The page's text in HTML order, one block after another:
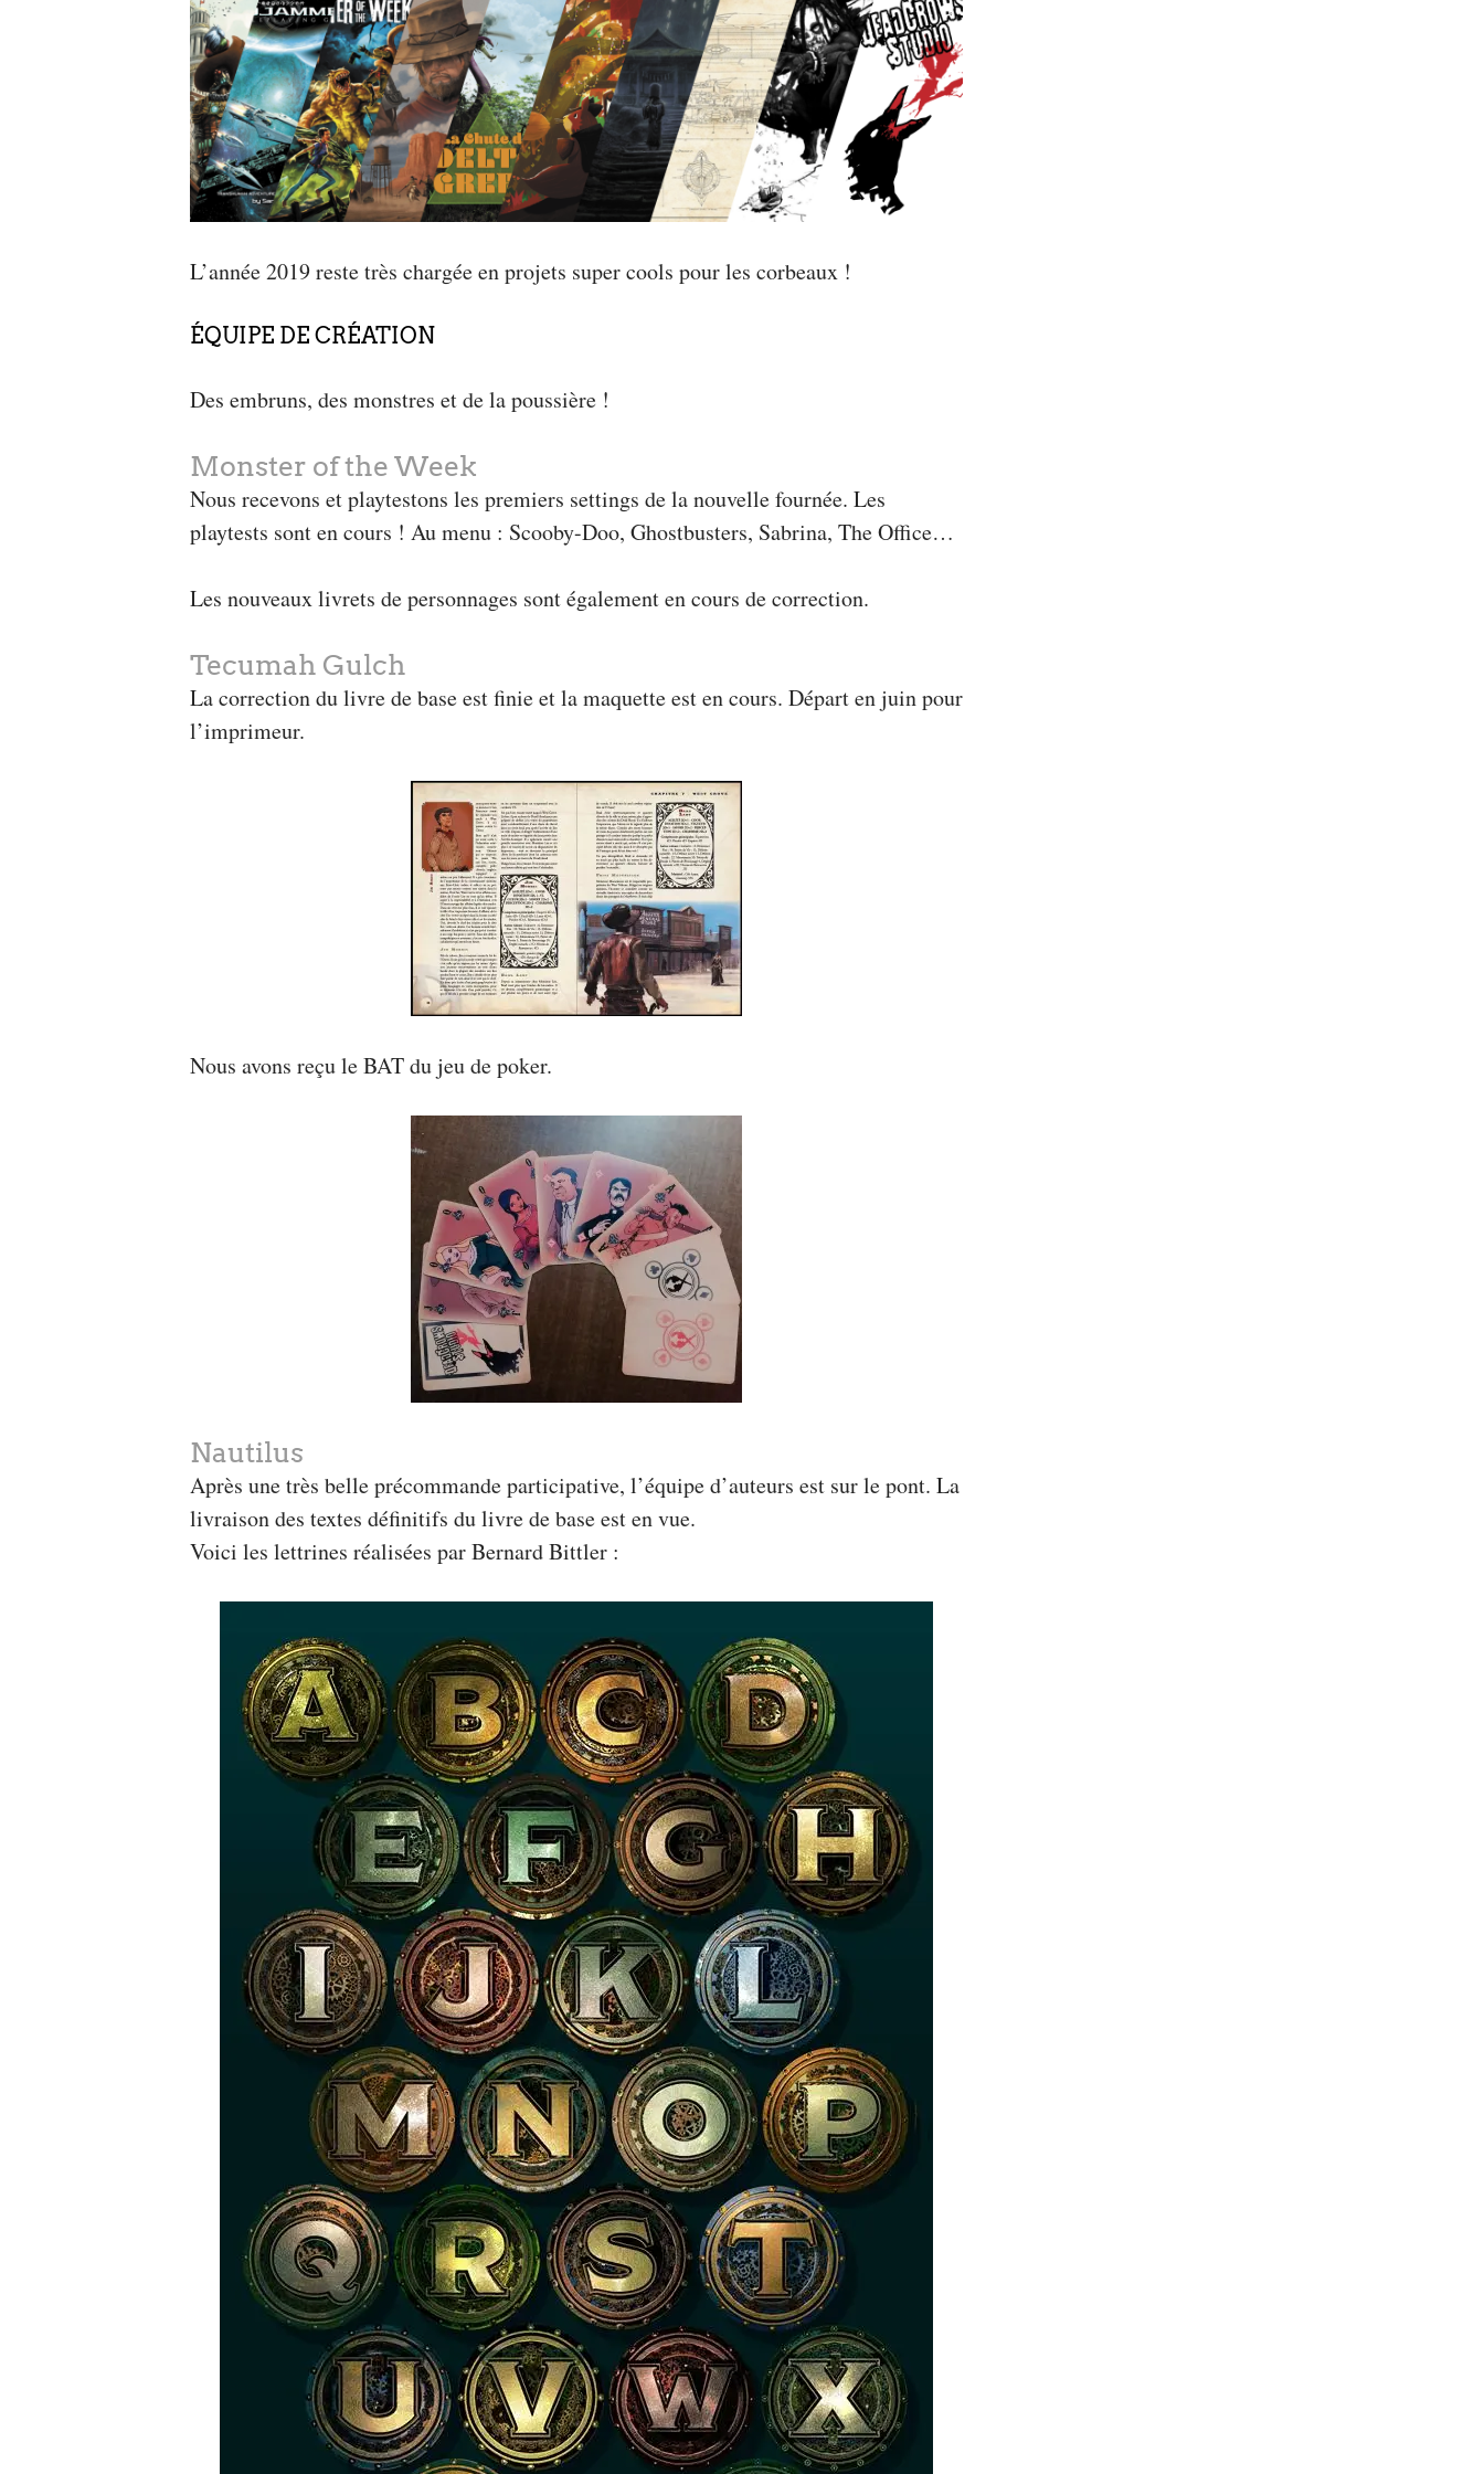
L’année 2019 reste très chargée en projets super cools pour les corbeaux !
ÉQUIPE DE CRÉATION
Des embruns, des monstres et de la poussière !
Monster of the Week
Nous recevons et playtestons les premiers settings de la nouvelle fournée. Les
playtests sont en cours ! Au menu : Scooby-Doo, Ghostbusters, Sabrina, The Office…
Les nouveaux livrets de personnages sont également en cours de correction.
Tecumah Gulch
La correction du livre de base est finie et la maquette est en cours. Départ en juin pour
l’imprimeur.
Nous avons reçu le BAT du jeu de poker.
Nautilus
Après une très belle précommande participative, l’équipe d’auteurs est sur le pont. La
livraison des textes définitifs du livre de base est en vue.
Voici les lettrines réalisées par Bernard Bittler :